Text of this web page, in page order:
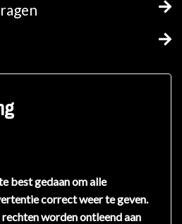
best gedaan om alle
correct weer te geven.
worden ontleend aan